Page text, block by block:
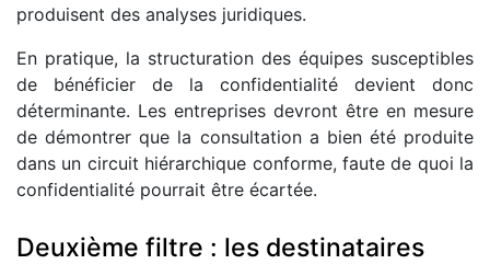
produisent des analyses juridiques.
En pratique, la structuration des équipes susceptibles
de bénéficier de la confidentialité devient donc
déterminante. Les entreprises devront être en mesure
de démontrer que la consultation a bien été produite
dans un circuit hiérarchique conforme, faute de quoi la
confidentialité pourrait être écartée.
Deuxième filtre : les destinataires